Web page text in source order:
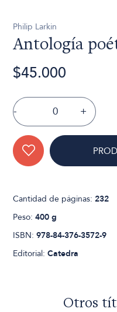
Philip Larkin
Antología
$45.000
- +
Cantidad de páginas:232
Peso:400 g
ISBN:978-84-376-3572-9
Editorial:Catedra
Otros